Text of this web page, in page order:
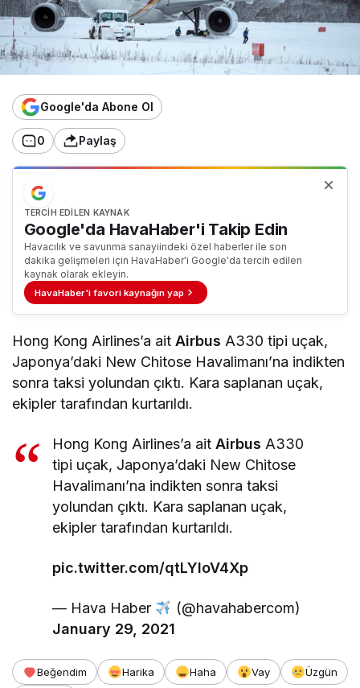
Google'da Abone Ol
0 Paylaş
TERCIH EDILEN KAYNAK
Google'da HavaHaber'i Takip Edin
Havacılık ve savunma sanayiindeki özel haberler ile son
dakika gelişmeleri için HavaHaber'i Google'da tercih edilen
kaynak olarak ekleyin.
HavaHaber'i favori kaynağın yap
Hong Kong Airlines’a aitAirbus A330 tipi uçak,
Japonya’daki New Chitose Havalimanı’na indikten
sonra taksi yolundan çıktı. Kara saplanan uçak,
ekipler tarafından kurtarıldı.
Hong Kong Airlines’a aitAirbus A330
tipi uçak, Japonya’daki New Chitose
Havalimanı’na indikten sonra taksi
yolundan çıktı. Kara saplanan uçak,
ekipler tarafından kurtarıldı.
pic.twitter.com/qtLYloV4Xp
— Hava Haber
(@havahabercom)
January 29, 2021
Beğendim Harika Haha Vay
Üzgün